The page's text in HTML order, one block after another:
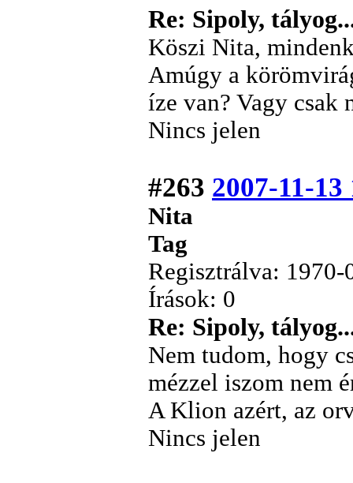
Re: Sipoly,
Köszi Nita,
Amúgy a
íze van? Vagy csak
Nincs jelen
#263 2007-11-13
Nita
Tag
Regisztrálva: 1970-
Írások: 0
Re: Sipoly,
Nem tudom, hogy
mézzel iszom nem
A Klion azért, az
Nincs jelen